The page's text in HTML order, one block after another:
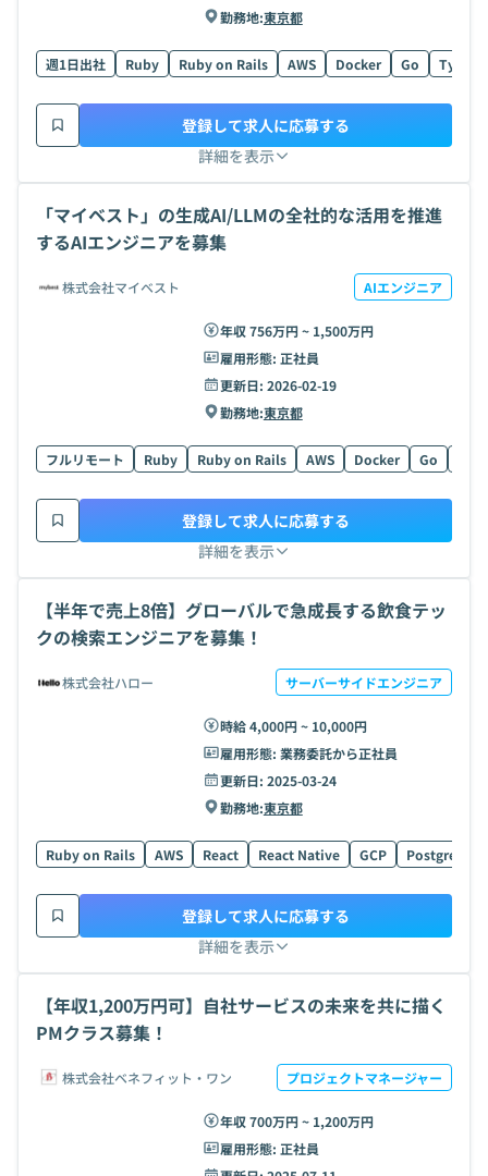
勤務地:東京都
週1日出社 Ruby Ruby on Rails AWS Docker Go
詳細を表示
登録して求人に応募する
「マイベスト」の生成AI/LLMの全社的な活用を推進
するAIエンジニアを募集
株式会社マイベスト AIエンジニア
年収 756万円 ~ 1,500万円
雇用形態: 正社員
更新日: 2026-02-19
勤務地:東京都
フルリモート Ruby Ruby on Rails AWS Docker Go
詳細を表示
登録して求人に応募する
【半年で売上8倍】グローバルで急成長する飲食テッ
クの検索エンジニアを募集！
株式会社ハロー サーバーサイドエンジニア
時給 4,000円 ~ 10,000円
雇用形態: 業務委託から正社員
更新日: 2025-03-24
勤務地:東京都
Ruby on Rails AWS React React Native GCP PostgreSQL
詳細を表示
登録して求人に応募する
【年収1,200万円可】自社サービスの未来を共に描く
PMクラス募集！
株式会社ベネフィット・ワン プロジェクトマネージャー
年収 700万円 ~ 1,200万円
雇用形態: 正社員